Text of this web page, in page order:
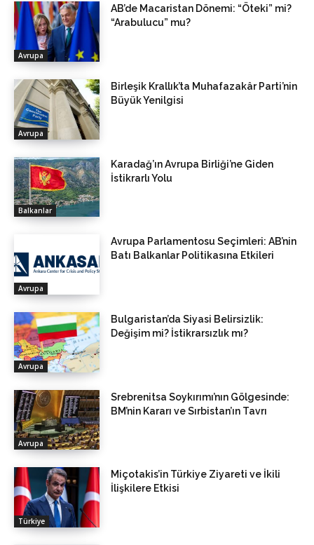
Avrupa
AB’de Macaristan Dönemi: “Öteki” mi?
“Arabulucu” mu?
Avrupa
Birleşik Krallık’ta Muhafazakâr Parti’nin
Büyük Yenilgisi
Balkanlar
Karadağ’ın Avrupa Birliği’ne Giden
İstikrarlı Yolu
Avrupa
Avrupa Parlamentosu Seçimleri: AB’nin
Batı Balkanlar Politikasına Etkileri
Avrupa
Bulgaristan’da Siyasi Belirsizlik:
Değişim mi? İstikrarsızlık mı?
Avrupa
Srebrenitsa Soykırımı’nın Gölgesinde:
BM’nin Kararı ve Sırbistan’ın Tavrı
Türkiye
Miçotakis’in Türkiye Ziyareti ve İkili
İlişkilere Etkisi